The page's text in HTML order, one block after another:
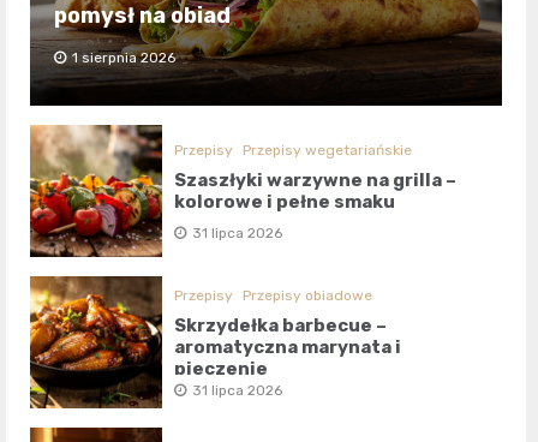
pomysł na obiad
1 sierpnia 2026
Przepisy Przepisy wegetariańskie
Szaszłyki warzywne na grilla –
kolorowe i pełne smaku
31 lipca 2026
Przepisy Przepisy obiadowe
Skrzydełka barbecue –
aromatyczna marynata i
pieczenie
31 lipca 2026